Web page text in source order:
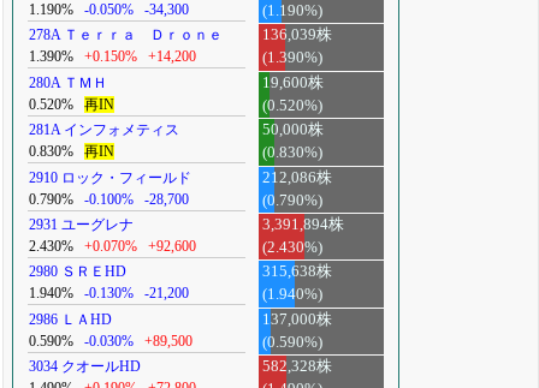
1.190%
-0.050% -34,300
(1.190%)
278A Ｔｅｒｒａ Ｄｒｏｎｅ
1.390%
+0.150% +14,200
136,039株
(1.390%)
280A ＴＭＨ
0.520%
再IN
19,600株
(0.520%)
281A インフォメティス
0.830%
再IN
50,000株
(0.830%)
2910 ロック・フィールド
0.790%
-0.100% -28,700
212,086株
(0.790%)
2931 ユーグレナ
2.430%
+0.070% +92,600
3,391,894株
(2.430%)
2980 ＳＲＥHD
1.940%
-0.130% -21,200
315,638株
(1.940%)
2986 ＬＡHD
0.590%
-0.030% +89,500
137,000株
(0.590%)
3034 クオールHD
582,328株